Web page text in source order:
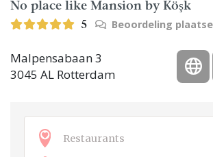
No place like Mansion by Köşk
5 Beoordeling
Malpensabaan 3
3045 AL Rotterdam
Restaurants